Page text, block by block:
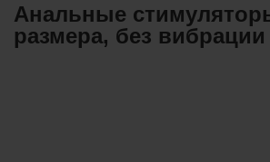
Анальные
размера, без вибрации